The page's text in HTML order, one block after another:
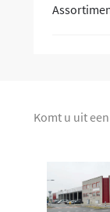
Komt u uit